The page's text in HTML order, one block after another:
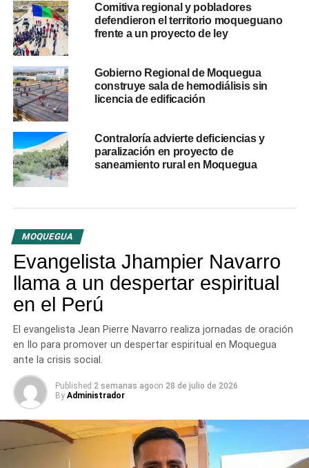
Comitiva regional y pobladores
defendieron el territorio moqueguano
frente a un proyecto de ley
Gobierno Regional de Moquegua
construye sala de hemodiálisis sin
licencia de edificación
Contraloría advierte deficiencias y
paralización en proyecto de
saneamiento rural en Moquegua
MOQUEGUA
Evangelista Jhampier Navarro
llama a un despertar espiritual
en el Perú
El evangelista Jean Pierre Navarro realiza jornadas de oración
en Ilo para promover un despertar espiritual en Moquegua
ante la crisis social.
Published 2 semanas agoon 28 de julio de 2026
By Administrador